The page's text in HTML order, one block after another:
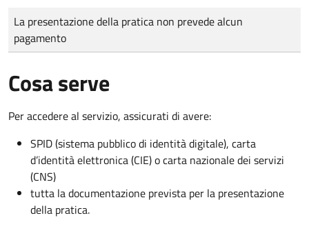
Tipo di pagamento
Importo
La presentazione della pratica non prevede alcun
pagamento
Cosa serve
Per accedere al servizio, assicurati di avere:
SPID (sistema pubblico di identità digitale), carta
d’identità elettronica (CIE) o carta nazionale dei servizi
(CNS)
tutta la documentazione prevista per la presentazione
della pratica.